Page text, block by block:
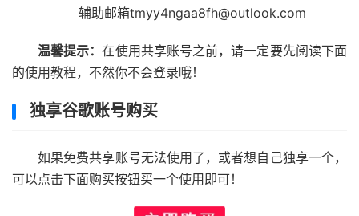
辅助邮箱tmyy4ngaa8fh@outlook.com
温馨提示：在使用共享账号之前，请一定要先阅读下面
的使用教程，不然你不会登录哦！
独享谷歌账号购买
如果免费共享账号无法使用了，或者想自己独享一个，
可以点击下面购买按钮买一个使用即可！